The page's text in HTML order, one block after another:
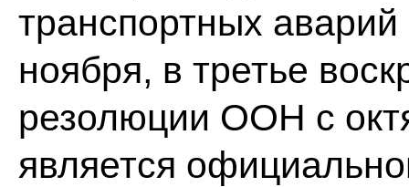
транспортных
ноября, в третье
резолюции ООН с
является